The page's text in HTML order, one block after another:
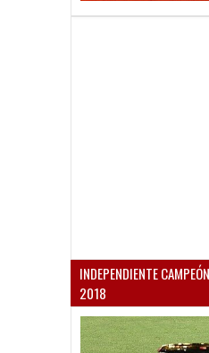
INDEPENDIENTE
2018